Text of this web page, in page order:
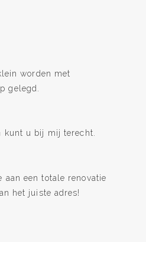
worden met
gelegd.
kunt u bij mij terecht.
aan een totale renovatie
het juiste adres!